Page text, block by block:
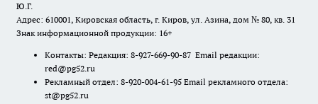
Ю.Г.
Адрес: 610001, Кировская область, г. Киров, ул. Азина, дом № 80, кв. 31
Знак информационной продукции: 16+
Контакты: Редакция: 8-927-669-90-87 Email редакции:
red@pg52.ru
Рекламный отдел: 8-920-004-61-95 Email рекламного отдела:
st@pg52.ru